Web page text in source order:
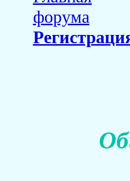
форума